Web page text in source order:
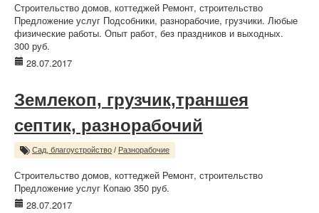
Строительство домов, коттеджей Ремонт, строительство
Предложение услуг Подсобники, разнорабочие, грузчики. Любые
физические работы. Опыт работ, без праздников и выходных.
300 руб.
28.07.2017
Землекоп, грузчик,траншея
септик, разнорабочий
Сад, благоустройство / Разнорабочие
Строительство домов, коттеджей Ремонт, строительство
Предложение услуг Копаю 350 руб.
28.07.2017